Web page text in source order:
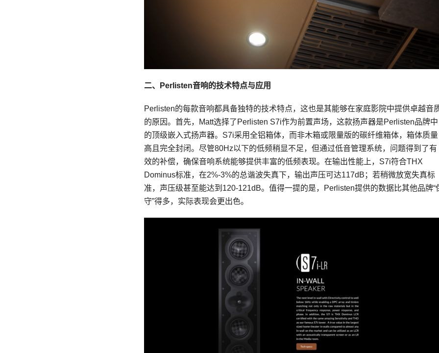
二、 Perlisten音响的技术特点与应用
Perlisten的每款音响都具备独特的技术特点，这也是其能够在家庭影院中提供卓越音
的原因。首先，Matt选择了Perlisten S7i作为前置声场，这款扬声器是Perlisten品牌中
的顶级嵌入式扬声器。S7i采用全铝箱体，而非木箱或限量版的碳纤维箱体，箱体质量
高且完全封闭。尽管80Hz以下的低频稍显不足，但通过低音管理系统，问题得到了有
效的补偿，确保音响系统能够提供丰富的低频表现。在输出性能上，S7i符合THX
Dominus标准，在2%-3%的总谐波失真下，输出声压可达117dB；若稍微放宽失真标
准，声压级甚至能达到120-121dB。值得一提的是，Perlisten提供的数据比其他品牌“
守”得多，实际表现会更出色。